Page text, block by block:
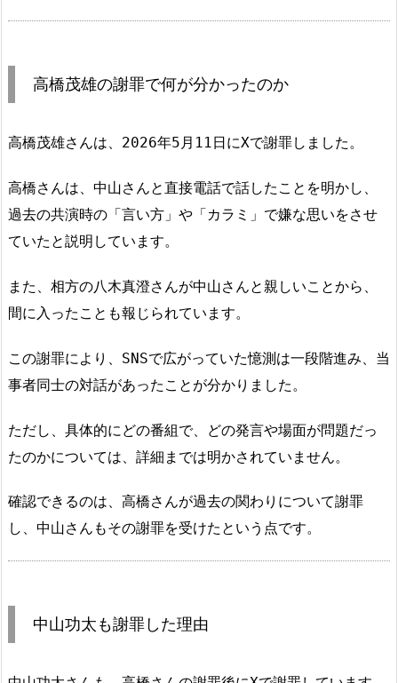
高橋茂雄の謝罪で何が分かったのか
高橋茂雄さんは、2026年5月11日にXで謝罪しました。
高橋さんは、中山さんと直接電話で話したことを明かし、
過去の共演時の「言い方」や「カラミ」で嫌な思いをさせ
ていたと説明しています。
また、相方の八木真澄さんが中山さんと親しいことから、
間に入ったことも報じられています。
この謝罪により、SNSで広がっていた憶測は一段階進み、当
事者同士の対話があったことが分かりました。
ただし、具体的にどの番組で、どの発言や場面が問題だっ
たのかについては、詳細までは明かされていません。
確認できるのは、高橋さんが過去の関わりについて謝罪
し、中山さんもその謝罪を受けたという点です。
中山功太も謝罪した理由